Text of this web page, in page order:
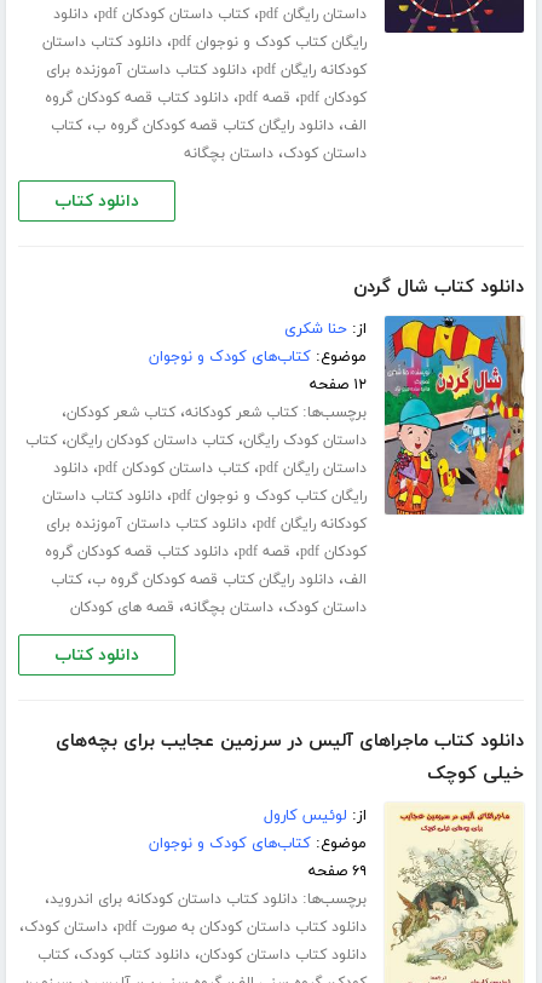
داستان رایگان pdf
،کتاب داستان کودکان pdf ،دانلود
رایگان کتاب کودک و نوجوان pdf
،دانلود کتاب داستان
کودکانه رایگان pdf
،دانلود کتاب داستان آموزنده برای
کودکان pdf
، قصه pdf ،دانلود کتاب قصه کودکان گروه
الف،دانلود رایگان کتاب قصه کودکان گروه ب،کتاب
داستان کودک،داستان بچگانه
دانلود کتاب
دانلود کتاب شال گردن
از:حنا شکری
موضوع:کتاب‌های کودک و نوجوان
۱۲ صفحه
برچسب‌ها:کتاب شعر کودکانه،کتاب شعر کودکان،
داستان کودک رایگان،کتاب داستان کودکان رایگان،کتاب
داستان رایگان pdf
،کتاب داستان کودکان pdf ،دانلود
رایگان کتاب کودک و نوجوان pdf
،دانلود کتاب داستان
کودکانه رایگان pdf
،دانلود کتاب داستان آموزنده برای
کودکان pdf
، قصه pdf ،دانلود کتاب قصه کودکان گروه
الف،دانلود رایگان کتاب قصه کودکان گروه ب،کتاب
داستان کودک،داستان بچگانه، قصه های کودکان
دانلود کتاب
دانلود کتاب ماجراهای آلیس در سرزمین عجایب برای بچه‌های
خیلی کوچک
از: لوئیس کارول
موضوع:کتاب‌های کودک و نوجوان
۶۹ صفحه
برچسب‌ها:دانلود کتاب داستان کودکانه برای اندروید،
دانلود کتاب داستان کودکان به صورت pdf ،داستان کودک،
دانلود کتاب داستان کودکان،دانلود کتاب کودک،کتاب